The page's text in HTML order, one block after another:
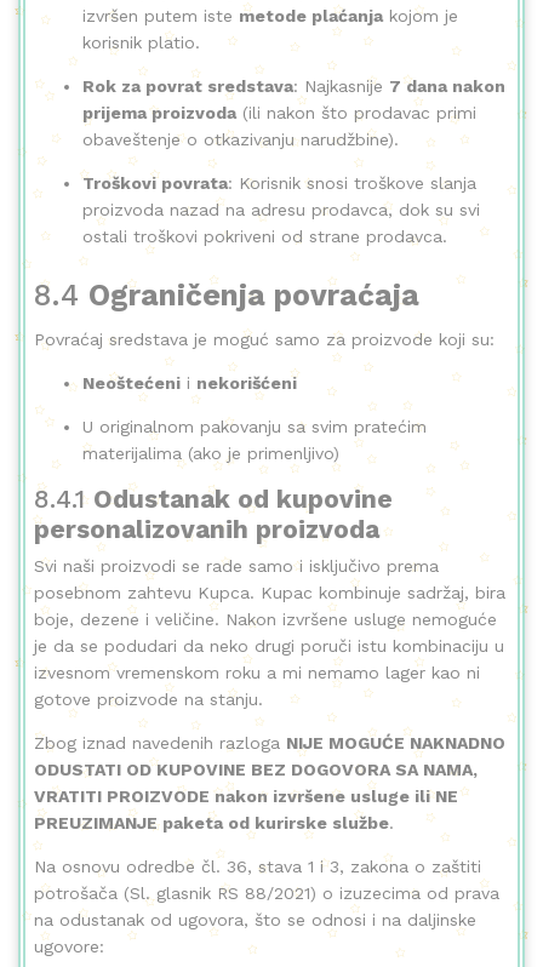
izvršen putem iste metode plaćanja kojom je
korisnik platio.
Rok za povrat sredstava: Najkasnije 7 dana nakon
prijema proizvoda (ili nakon što prodavac primi
obaveštenje o otkazivanju narudžbine).
Troškovi povrata: Korisnik snosi troškove slanja
proizvoda nazad na adresu prodavca, dok su svi
ostali troškovi pokriveni od strane prodavca.
8.4 Ograničenja povraćaja
Povraćaj sredstava je moguć samo za proizvode koji su:
Neoštećeni i nekorišćeni
U originalnom pakovanju sa svim pratećim
materijalima (ako je primenljivo)
8.4.1 Odustanak od kupovine
personalizovanih proizvoda
Svi naši proizvodi se rade samo i isključivo prema
posebnom zahtevu Kupca. Kupac kombinuje sadržaj, bira
boje, dezene i veličine. Nakon izvršene usluge nemoguće
je da se podudari da neko drugi poruči istu kombinaciju u
izvesnom vremenskom roku a mi nemamo lager kao ni
gotove proizvode na stanju.
Zbog iznad navedenih razloga NIJE MOGUĆE NAKNADNO
ODUSTATI OD KUPOVINE BEZ DOGOVORA SA NAMA,
VRATITI PROIZVODE nakon izvršene usluge ili NE
PREUZIMANJE paketa od kurirske službe.
Na osnovu odredbe čl. 36, stava 1 i 3, zakona o zaštiti
potrošača (Sl. glasnik RS 88/2021) o izuzecima od prava
na odustanak od ugovora, što se odnosi i na daljinske
ugovore: